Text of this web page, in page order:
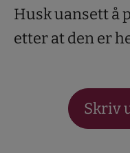
Husk uansett å
etter at den er
Skriv